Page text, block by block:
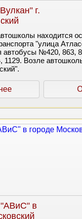
г.
находится
"улица
автобусы №420, 863,
Возле
в